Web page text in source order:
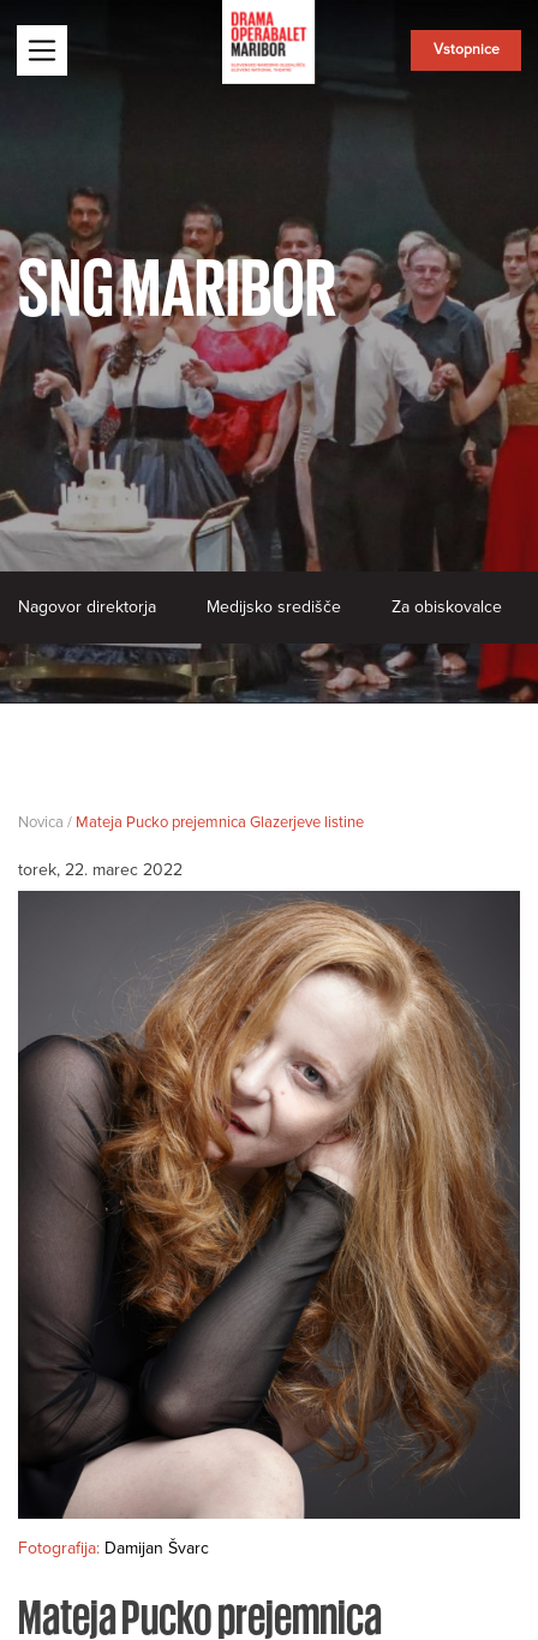
Vstopnice
SNG MARIBOR
Nagovor direktorja Medijsko središče Za obiskovalce
Novica / Mateja Pucko prejemnica Glazerjeve listine
torek, 22. marec 2022
Mateja Pucko prejemnica
Fotografija: Damijan Švarc